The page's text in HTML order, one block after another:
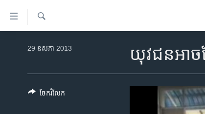
ទៅ​
ទាក់ទងរក
យុវជន​អាច​
29 ឧសភា 2013
ចែករំលែក